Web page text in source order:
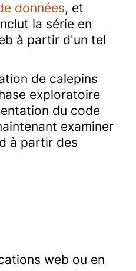
données, et
la série en
à partir d'un tel
de calepins
exploratoire
du code
examiner
à partir des
web ou en